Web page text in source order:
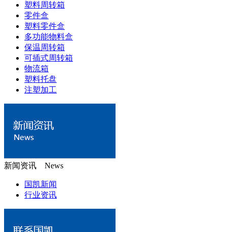
塑料周转箱
零件盒
塑料零件盒
多功能物料盒
保温周转箱
可插式周转箱
物流箱
塑料托盘
注塑加工
新闻资讯 News
国凯新闻
行业资讯